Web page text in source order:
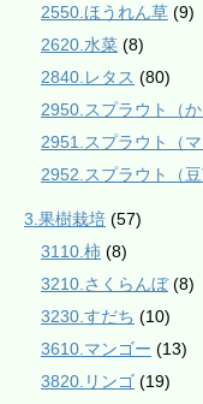
2550.ほうれん草 (9)
2620.水菜 (8)
2840.レタス (80)
2950.スプラウト（か
2951.スプラウト（マ
2952.スプラウト（豆
3.果樹栽培 (57)
3110.柿 (8)
3210.さくらんぼ(8)
3230.すだち (10)
3610.マンゴー (13)
3820.リンゴ (19)